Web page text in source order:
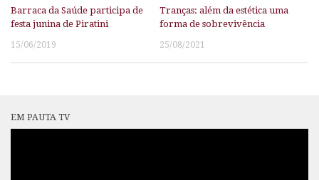
Barraca da Saúde participa de
festa junina de Piratini
15/06/2019
Tranças: além da estética uma
forma de sobrevivência
25/08/2021
EM PAUTA TV